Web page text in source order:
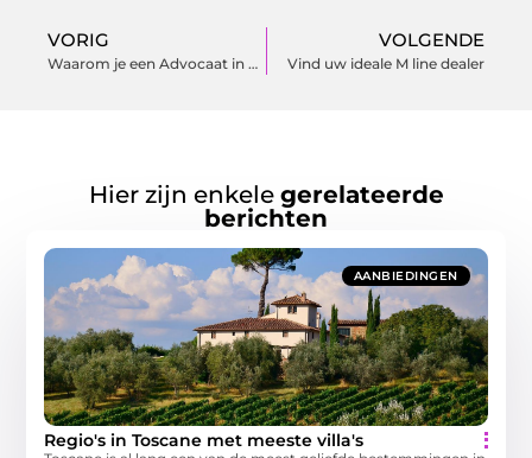
VORIG
Waarom je een Advocaat in Heerlen Nodig Hebt
VOLGENDE
Vind uw ideale M line dealer
Hier zijn enkele gerelateerde
berichten
AANBIEDINGEN
Regio's in Toscane met meeste villa's